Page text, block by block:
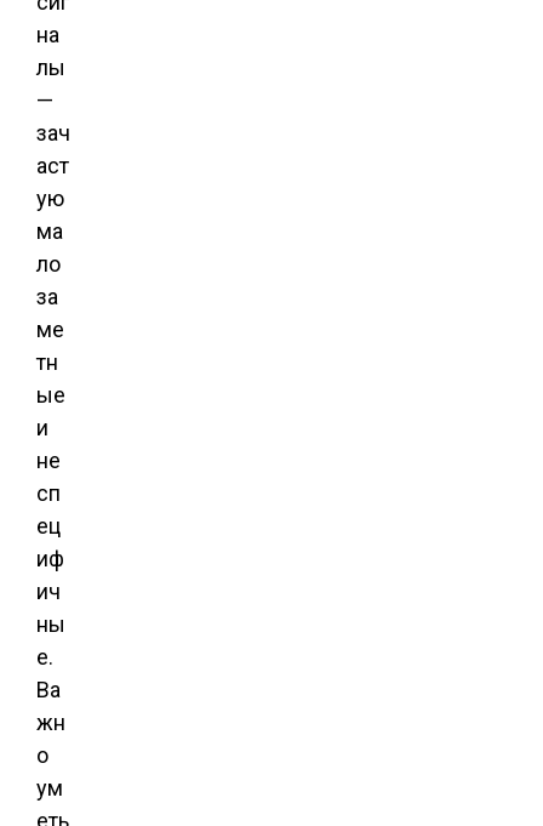
на
лы
—
зач
аст
ую
ма
ло
за
ме
тн
ые
и
не
сп
ец
иф
ич
ны
е.
Ва
жн
о
ум
еть